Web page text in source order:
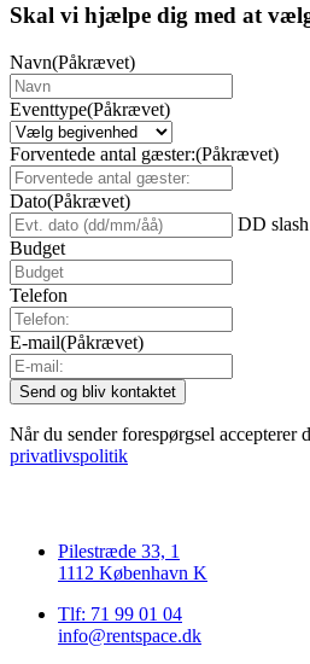
Skal vi hjælpe dig med at
Navn(Påkrævet)
Eventtype(Påkrævet)
Forventede antal gæster:(Påkrævet)
Dato(Påkrævet)
DD
Budget
Telefon
E-mail(Påkrævet)
Når du sender forespørgsel accepterer
privatlivspolitik
Pilestræde 33, 1
1112 København K
Tlf: 71 99 01 04
info@rentspace.dk